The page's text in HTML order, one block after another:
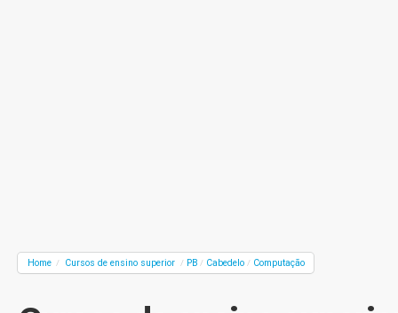
Home / Cursos de ensino superior / PB / Cabedelo / Computação